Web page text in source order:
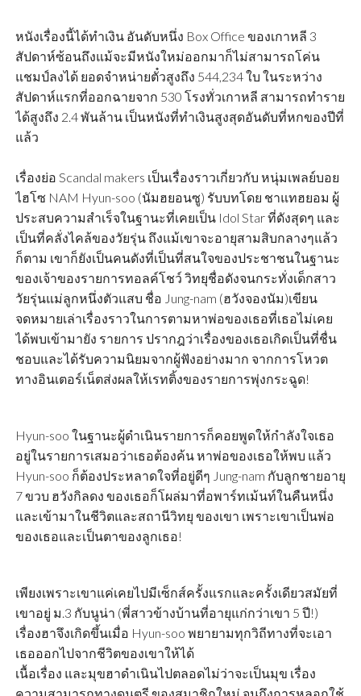
หนังเรื่องนี้ได้ทำเงิน อันดับหนึ่ง Box Office ของเกาหลี 3
สัปดาห์ซ้อนถึงแม้จะมีหนังใหม่ออกมาก็ไม่สามารถโค่น
แชมป์ลงได้ ยอดจำหน่ายตั๋วสูงถึง 544,234 ใบ ในระหว่าง
สัปดาห์แรกที่ออกฉายจาก 530 โรงทั่วเกาหลี สามารถทำราย
ได้สูงถึง 2.4 พันล้าน เป็นหนังที่ทำเงินสูงสุดอันดับที่หกของปีที่
แล้ว
เรื่องย่อ Scandal makers เป็นเรื่องราวเกี่ยวกับ หนุ่มเพลย์บอย
ไฮโซ NAM Hyun-soo (นัมฮยอนซู) รับบทโดย ชาแทฮยอม ผู้
ประสบความสำเร็จในฐานะที่เคยเป็น Idol Star ที่ดังสุดๆ และ
เป็นที่คลั่งไคล้ของวัยรุ่น ถึงแม้เขาจะอายุสามสิบกลางๆแล้ว
ก็ตาม เขาก็ยังเป็นคนดังที่เป็นที่สนใจของประชาชนในฐานะ
ของเจ้าของรายการทอลค์โชว์ วิทยุชื่อดังจนกระทั่งเด็กสาว
วัยรุ่นแม่ลูกหนึ่งตัวแสบ ชื่อ Jung-nam (ฮวังจองนัม)เขียน
จดหมายเล่าเรื่องราวในการตามหาพ่อของเธอที่เธอไม่เคย
ได้พบเข้ามายัง รายการ ปรากฎว่าเรื่องของเธอเกิดเป็นที่ชื่น
ชอบและได้รับความนิยมจากผู้ฟังอย่างมาก จากการโหวต
ทางอินเตอร์เน็ตส่งผลให้เรทติ้งของรายการพุ่งกระฉูด!
Hyun-soo ในฐานะผู้ดำเนินรายการก็คอยพูดให้กำลังใจเธอ
อยู่ในรายการเสมอว่าเธอต้องค้น หาพ่อของเธอให้พบ แล้ว
Hyun-soo ก็ต้องประหลาดใจที่อยู่ดีๆ Jung-nam กับลูกชายอายุ
7 ขวบ ฮวังกิลดง ของเธอก็โผล่มาที่อพาร์ทเม้นท์ในคืนหนึ่ง
และเข้ามาในชีวิตและสถานีวิทยุ ของเขา เพราะเขาเป็นพ่อ
ของเธอและเป็นตาของลูกเธอ!
เพียงเพราะเขาแค่เคยไปมีเซ็กส์ครั้งแรกและครั้งเดียวสมัยที่
เขาอยู่ ม.3 กับนูน่า (พี่สาวข้างบ้านที่อายุแก่กว่าเขา 5 ปี!)
เรื่องฮาจึงเกิดขึ้นเมื่อ Hyun-soo พยายามทุกวิถีทางที่จะเอา
เธอออกไปจากชีวิตของเขาให้ได้
เนื้อเรื่อง และมุขฮาดำเนินไปตลอดไม่ว่าจะเป็นมุข เรื่อง